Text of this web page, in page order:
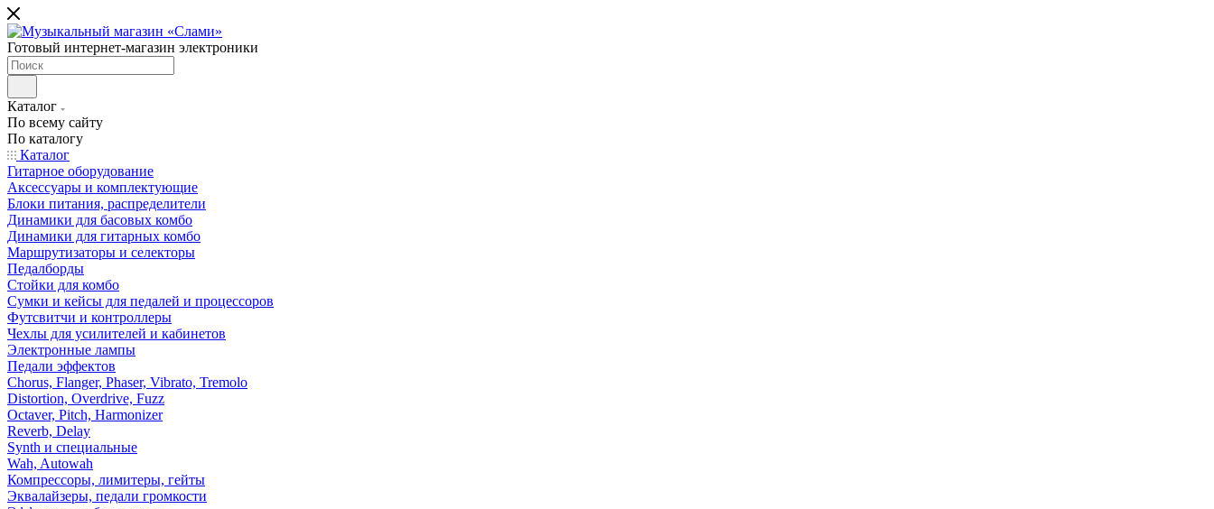
Готовый интернет-магазин электроники
Каталог
По всему сайту
По каталогу
Каталог
Гитарное оборудование
Аксессуары и комплектующие
Блоки питания, распределители
Динамики для басовых комбо
Динамики для гитарных комбо
Маршрутизаторы и селекторы
Педалборды
Стойки для комбо
Сумки и кейсы для педалей и процессоров
Футсвитчи и контроллеры
Чехлы для усилителей и кабинетов
Электронные лампы
Педали эффектов
Chorus, Flanger, Phaser, Vibrato, Tremolo
Distortion, Overdrive, Fuzz
Octaver, Pitch, Harmonizer
Reverb, Delay
Synth и специальные
Wah, Autowah
Компрессоры, лимитеры, гейты
Эквалайзеры, педали громкости